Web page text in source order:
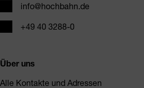
E-Mailinfo@hochbahn.de
Telefon+49 40 3288-0
Über uns
Alle Kontakte und Adressen